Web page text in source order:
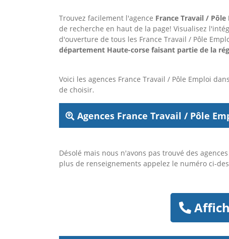
Trouvez facilement l'agence France Travail /
de recherche en haut de la page! Visualisez
d'ouverture de tous les France Travail / Pôle
département Haute-corse faisant partie de la
Voici les agences France Travail / Pôle Emploi
de choisir.
Agences France Travail / Pôle
Désolé mais nous n'avons pas trouvé des
plus de renseignements appelez le numéro ci-